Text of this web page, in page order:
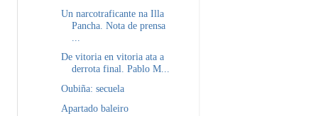
Un narcotraficante na Illa
Pancha. Nota de prensa
De vitoria en vitoria ata a
derrota final. Pablo M...
Oubiña: secuela
Apartado baleiro